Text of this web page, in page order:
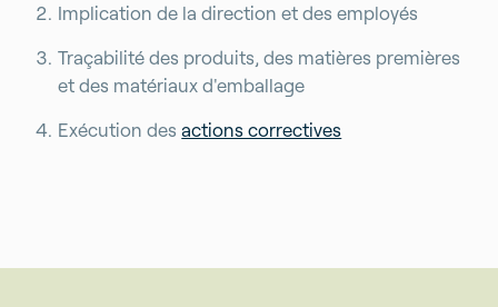
Implication de la direction et des employés
Traçabilité des produits, des matières premières
et des matériaux d'emballage
Exécution desactions correctives